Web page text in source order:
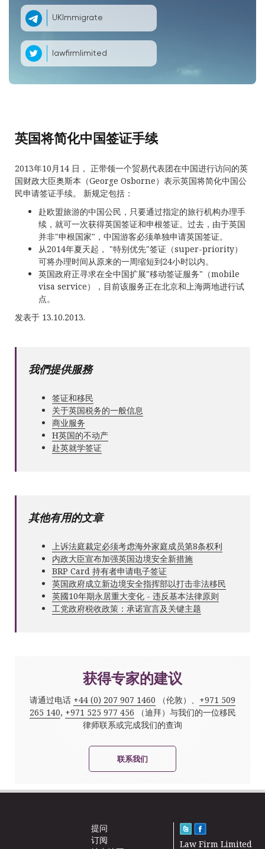
UKImmigrate
lawfirmlimited
英国将简化中国签证手续
2013年10月14 日， 正带领一个贸易代表团在中国进行访问的英
国财政大臣奥斯本（George Osborne）表示英国将简化中国公
民申请签证手续。 新规定包括：
赴欧盟旅游的中国公民，只要通过指定的旅行机构办理手
续，就可一次获得英国签证和申根签证。过去，由于英国
并非"申根国家"，中国游客必须单独申请英国签证。
从2014年夏天起， "特别优先"签证（super-priority）
可将办理时间从原来的一周缩短到24小时以内。
英国政府正寻求在全中国扩展"移动签证服务"（mobile
visa service），目前该服务正在北京和上海两地进行试
点。
发表于 13.10.2013.
我們提供服務
签证和移民
关于英国税务的一般信息
商业服务
Н英国的不动产
赴英就学签证
其他有用的文章
上诉法庭裁定必须考虑海外家庭成员第8条权利
内政大臣宣布加强英国边境安全新措施
BRP Card 持有者申请电子签证
英国政府成立新边境安全指挥部以打击非法移民
英國10年期永居重大变化 - 违反基本法律原则
工党政府税收政策：承诺宣言及关键主题
获得专家的建议
请通过电话 +44 (0) 207 907 1460 （伦敦）、 +971 509
265 140, +971 525 977 456 （迪拜）与我们的一位移民
律师联系或完成我们的查询
联系我们
提问
订阅
Law Firm Limited